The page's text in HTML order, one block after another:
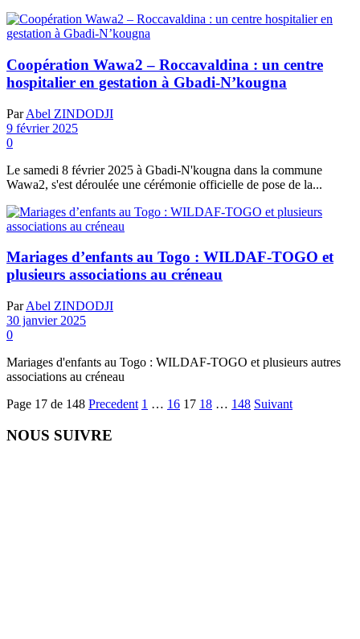
Coopération Wawa2 – Roccavaldina : un centre
hospitalier en gestation à Gbadi-N’kougna
Par Abel ZINDODJI
9 février 2025
0
Le samedi 8 février 2025 à Gbadi-N'kougna dans la commune
Wawa2, s'est déroulée une cérémonie officielle de pose de la...
Mariages d’enfants au Togo : WILDAF-TOGO et
plusieurs associations au créneau
Par Abel ZINDODJI
30 janvier 2025
0
Mariages d'enfants au Togo : WILDAF-TOGO et plusieurs autres
associations au créneau
Page 17 de 148 Precedent 1 … 16 17 18 … 148 Suivant
NOUS SUIVRE